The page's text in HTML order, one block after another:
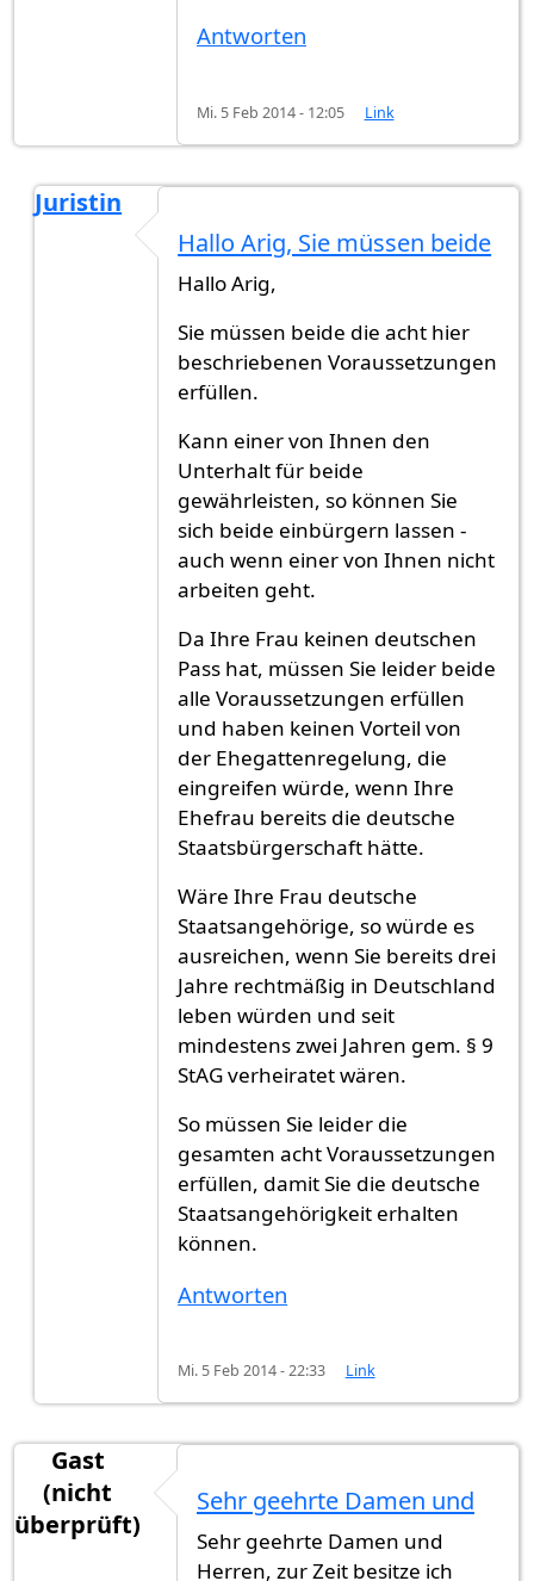
Antworten
Mi. 5 Feb 2014 - 12:05 Link
Juristin
Meine Frau hat unbeschränktevon
Hallo Arig, Sie müssen beide
Hallo Arig,
Sie müssen beide die acht hier
beschriebenen Voraussetzungen
erfüllen.
Kann einer von Ihnen den
Unterhalt für beide
gewährleisten, so können Sie
sich beide einbürgern lassen -
auch wenn einer von Ihnen nicht
arbeiten geht.
Da Ihre Frau keinen deutschen
Pass hat, müssen Sie leider beide
alle Voraussetzungen erfüllen
und haben keinen Vorteil von
der Ehegattenregelung, die
eingreifen würde, wenn Ihre
Ehefrau bereits die deutsche
Staatsbürgerschaft hätte.
Wäre Ihre Frau deutsche
Staatsangehörige, so würde es
ausreichen, wenn Sie bereits drei
Jahre rechtmäßig in Deutschland
leben würden und seit
mindestens zwei Jahren gem. § 9
StAG verheiratet wären.
So müssen Sie leider die
gesamten acht Voraussetzungen
erfüllen, damit Sie die deutsche
Staatsangehörigkeit erhalten
können.
Antworten
Mi. 5 Feb 2014 - 22:33 Link
Gast
(nicht
überprüft)
Sehr geehrte Damen und
Sehr geehrte Damen und
Herren, zur Zeit besitze ich